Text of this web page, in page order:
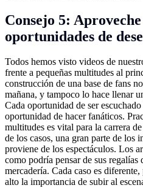
Consejo 5:
oportunidades de
Todos hemos visto videos de
frente a pequeñas multitudes al
construcción de una base de fans
mañana, y tampoco lo hace llenar
Cada oportunidad de ser
oportunidad de hacer fanáticos.
multitudes es vital para la carrera
de los casos, una gran parte de los
proviene de los espectáculos. Los
como podría pensar de sus regalías
mercadería. Cada caso es
alto la importancia de subir al